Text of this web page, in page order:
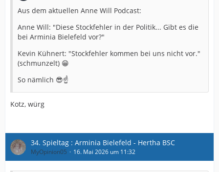
Aus dem aktuellen Anne Will Podcast:
Anne Will: "Diese Stockfehler in der Politik... Gibt es die
bei Arminia Bielefeld vor?"
Kevin Kühnert: "Stockfehler kommen bei uns nicht vor."
(schmunzelt) 😁
So nämlich 😎☝️
Kotz, würg
34. Spieltag : Arminia Bielefeld - Hertha BSC
MyOpinion05 16. Mai 2026 um 11:32